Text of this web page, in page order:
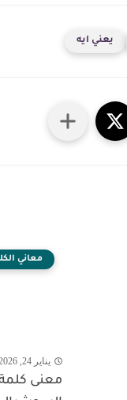
يعني ايه
معاني
يناير 24, 2026
معنى